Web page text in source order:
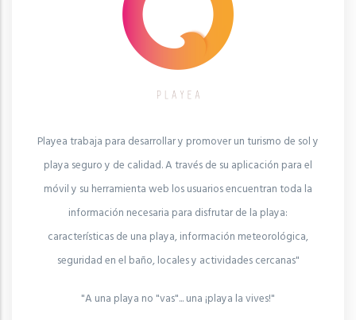
Playea trabaja para desarrollar y promover un turismo de sol y
playa seguro y de calidad. A través de su aplicación para el
móvil y su herramienta web los usuarios encuentran toda la
información necesaria para disfrutar de la playa:
características de una playa, información meteorológica,
seguridad en el baño, locales y actividades cercanas"
"A una playa no "vas"... una ¡playa la vives!"